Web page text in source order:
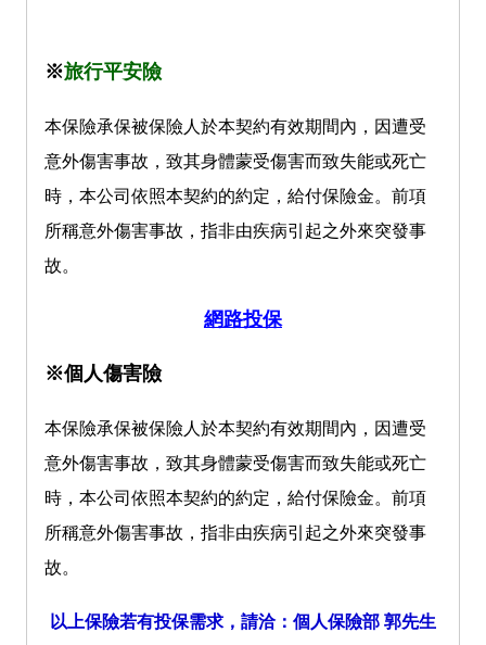
※旅行平安險
本保險承保被保險人於本契約有效期間內，因遭受
意外傷害事故，致其身體蒙受傷害而致失能或死亡
時，本公司依照本契約的約定，給付保險金。前項
所稱意外傷害事故，指非由疾病引起之外來突發事
故。
網路投保
※個人傷害險
本保險承保被保險人於本契約有效期間內，因遭受
意外傷害事故，致其身體蒙受傷害而致失能或死亡
時，本公司依照本契約的約定，給付保險金。前項
所稱意外傷害事故，指非由疾病引起之外來突發事
故。
以上保險若有投保需求，請洽：個人保險部 郭先生